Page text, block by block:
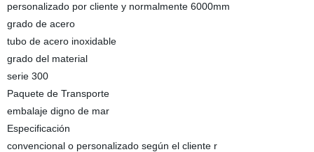
personalizado por cliente y normalmente 6000mm
grado de acero
tubo de acero inoxidable
grado del material
serie 300
Paquete de Transporte
embalaje digno de mar
Especificación
convencional o personalizado según el cliente r